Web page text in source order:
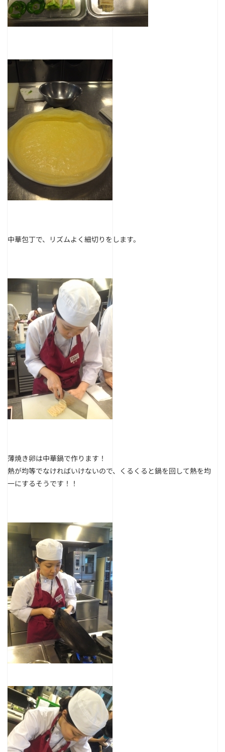
中華包丁で、リズムよく細切りをします。
薄焼き卵は中華鍋で作ります！
熱が均等でなければいけないので、くるくると鍋を回して熱を均
一にするそうです！！